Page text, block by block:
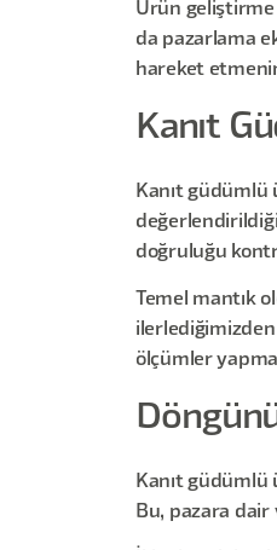
Ürün geliştirme
da pazarlama
hareket
Kanıt
Kanıt güdümlü
değerlendirildiği
doğruluğu
Temel mantık
ilerlediğimizden
ölçümler
Kanıt
Bu, pazara dair